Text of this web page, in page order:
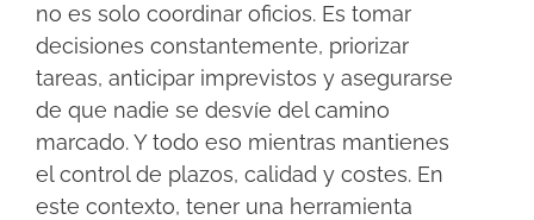
no es solo coordinar oficios. Es tomar
decisiones constantemente, priorizar
tareas, anticipar imprevistos y asegurarse
de que nadie se desvíe del camino
marcado. Y todo eso mientras mantienes
el control de plazos, calidad y costes. En
este contexto, tener una herramienta